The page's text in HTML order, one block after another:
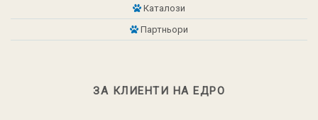
Каталози
Партньори
ЗА КЛИЕНТИ НА ЕДРО